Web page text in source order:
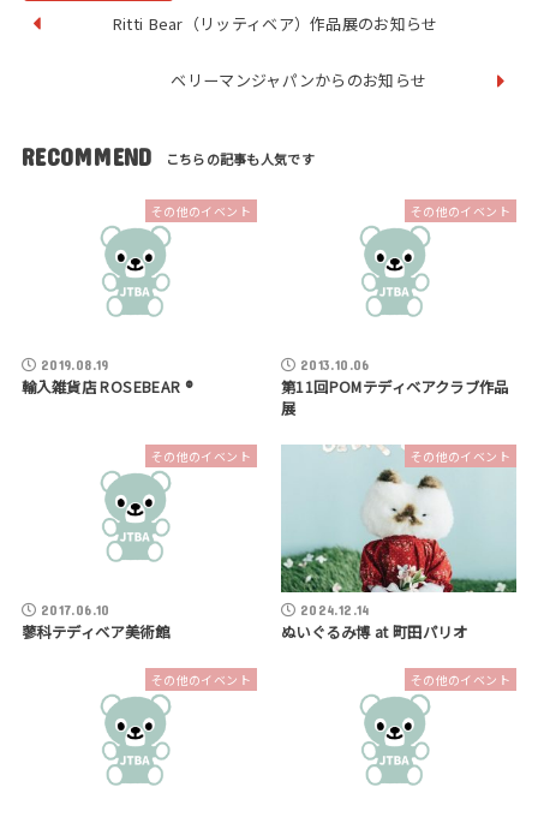
Ritti Bear（リッティベア）作品展のお知らせ
ベリーマンジャパンからのお知らせ
RECOMMEND
その他のイベント
2019.08.19
輸入雑貨店 ROSEBEAR ®
その他のイベント
2013.10.06
第11回POMテディベアクラブ作品
展
その他のイベント
2017.06.10
蓼科テディベア美術館
その他のイベント
2024.12.14
ぬいぐるみ博 at 町田パリオ
その他のイベント その他のイベント